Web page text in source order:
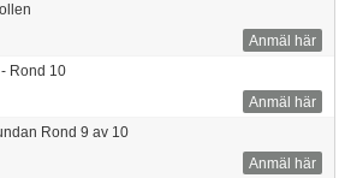
Anmäl här
Rond 10
Anmäl här
Rond 9 av 10
Anmäl här